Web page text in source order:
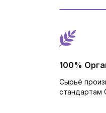
100%
Сырьё
стандартам